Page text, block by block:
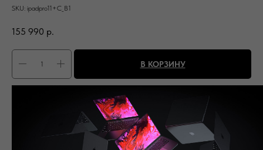
SKU: ipadpro11+C_B1
155 990 р.
В КОРЗИНУ
Память: Wi-Fi + Cellular 512 ГБ
Вас может заинтересовать